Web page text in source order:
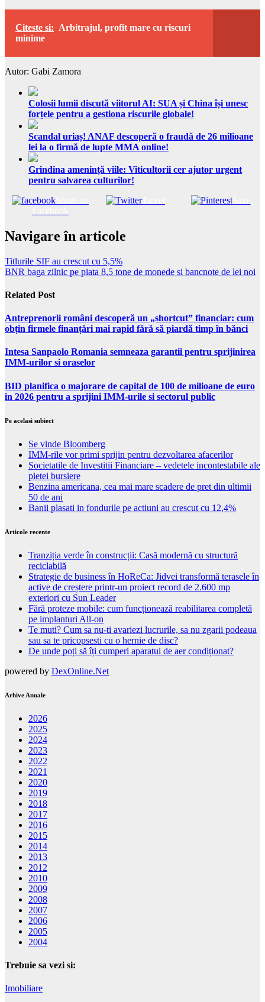
Citeste si: Arbitrajul, profit mare cu riscuri
minime
Autor: Gabi Zamora
Colosii lumii discută viitorul AI: SUA și China își unesc
forțele pentru a gestiona riscurile globale!
Scandal uriaș! ANAF descoperă o fraudă de 26 milioane
lei la o firmă de lupte MMA online!
Grindina amenință viile: Viticultorii cer ajutor urgent
pentru salvarea culturilor!
Tweet Save
Navigare în articole
Titlurile SIF au crescut cu 5,5%
BNR baga zilnic pe piata 8,5 tone de monede si bancnote de lei noi
Related Post
Antreprenorii români descoperă un „shortcut” financiar: cum
obțin firmele finanțări mai rapid fără să piardă timp în bănci
Intesa Sanpaolo Romania semneaza garantii pentru sprijinirea
IMM-urilor si oraselor
BID planifica o majorare de capital de 100 de milioane de euro
in 2026 pentru a sprijini IMM-urile si sectorul public
Pe acelasi subiect
Se vinde Bloomberg
IMM-rile vor primi sprijin pentru dezvoltarea afacerilor
Societatile de Investitii Financiare – vedetele incontestabile ale
pietei bursiere
Benzina americana, cea mai mare scadere de pret din ultimii
50 de ani
Banii plasati in fondurile pe actiuni au crescut cu 12,4%
Articole recente
Tranziția verde în construcții: Casă modernă cu structură
reciclabilă
Strategie de business în HoReCa: Jidvei transformă terasele în
active de creștere printr-un proiect record de 2.600 mp
exteriori cu Sun Leader
Fără proteze mobile: cum funcționează reabilitarea completă
pe implanturi All-on
Te muti? Cum sa nu-ti avariezi lucrurile, sa nu zgarii podeaua
sau sa te pricopsesti cu o hernie de disc?
De unde poți să îți cumperi aparatul de aer condiționat?
powered by DexOnline.Net
Arhive Anuale
2026
2025
2024
2023
2022
2021
2020
2019
2018
2017
2016
2015
2014
2013
2012
2010
2009
2008
2007
2006
2005
2004
Trebuie sa vezi si:
Imobiliare